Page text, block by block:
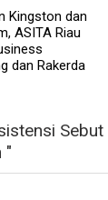
Kingston dan
ASITA Riau
dan Rakerda
"